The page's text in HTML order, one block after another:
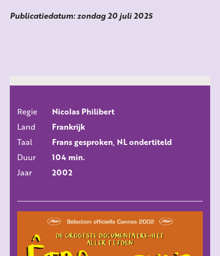
Publicatiedatum: zondag 20 juli 2025
Regie
Nicolas Philibert
Land
Frankrijk
Taal
Frans gesproken, NL ondertiteld
Duur
104 min.
Jaar
2002